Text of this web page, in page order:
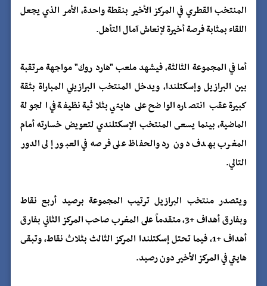
المنتخب القطري في المركز الأخير بنقطة واحدة، الأمر الذي يجعل
اللقاء بمثابة فرصة أخيرة لإنعاش آمال التأهل.
أما في المجموعة الثالثة، فيشهد ملعب "هارد روك" مواجهة مرتقبة
بين البرازيل وإسكتلندا، ويدخل المنتخب البرازيلي المباراة بثقة
كبيرة عقب انتصاره الواضح على هايتي بثلاثية نظيفة في الجولة
الماضية، بينما يسعى المنتخب الإسكتلندي لتعويض خسارته أمام
المغرب بهدف دون رد والحفاظ على فرصه في العبور إلى الدور
التالي.
ويتصدر منتخب البرازيل ترتيب المجموعة برصيد أربع نقاط
وبفارق أهداف +3، متقدماً على المغرب صاحب المركز الثاني بفارق
أهداف +1، فيما تحتل إسكتلندا المركز الثالث بثلاث نقاط، وتبقى
هايتي في المركز الأخير دون رصيد.